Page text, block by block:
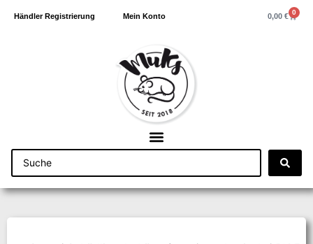
Händler Registrierung Mein Konto 0,00 € 0